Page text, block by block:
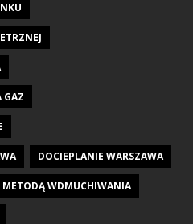
GAZ
DOCIEPLANIE WARSZAWA
METODĄ WDMUCHIWANIA